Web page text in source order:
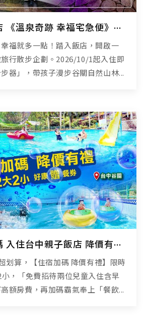
台中親子飯店 《溫泉奇跡 幸福宅急便》親子泡湯 x 幸福任務，解鎖驚喜好禮
福就多一點！踏入飯店，開啟一
行散步企劃。2026/10/1起入住即
器」，帶孩子漫步谷關自然山林...
超值住宿加碼 入住台中親子飯店 降價有禮高CP享受
划算，【住宿加碼 降價有禮】限時
，「免費招待兩位兒童入住含早
額房費，再加碼霸氣奉上「餐飲...